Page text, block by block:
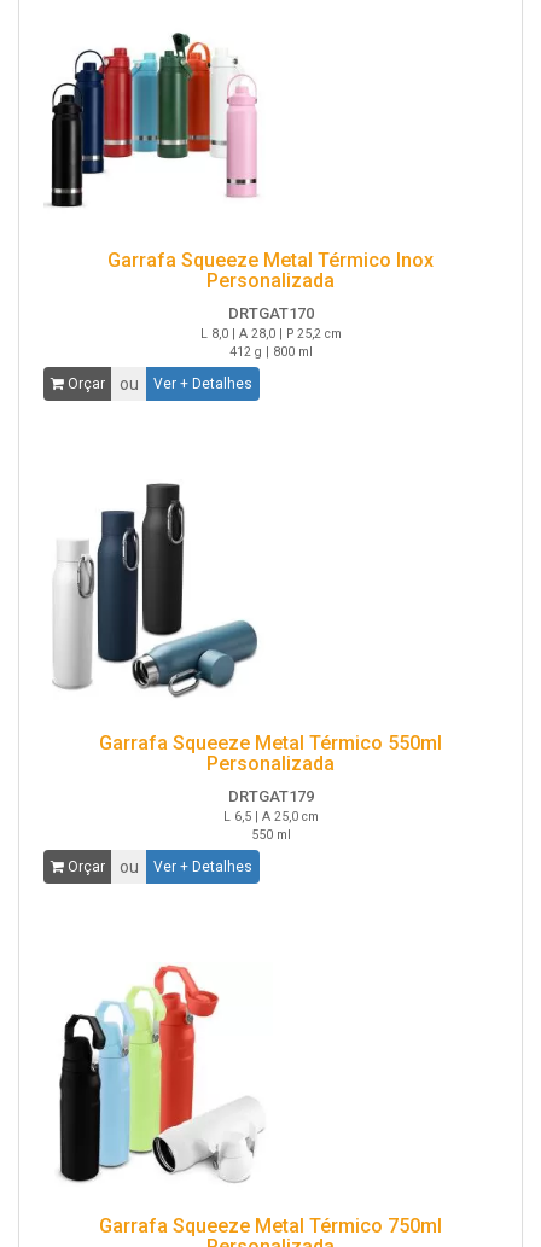
Garrafa Squeeze Metal Térmico Inox
Personalizada
DRTGAT170
L 8,0 | A 28,0 | P 25,2 cm
412 g | 800 ml
Orçar ou Ver + Detalhes
Garrafa Squeeze Metal Térmico 550ml
Personalizada
DRTGAT179
L 6,5 | A 25,0 cm
550 ml
Orçar ou Ver + Detalhes
Garrafa Squeeze Metal Térmico 750ml